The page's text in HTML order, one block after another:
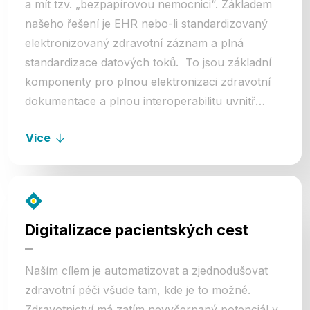
a mít tzv. „bezpapírovou nemocnici“. Základem
našeho řešení je EHR nebo-li standardizovaný
elektronizovaný zdravotní záznam a plná
standardizace datových toků. To jsou základní
komponenty pro plnou elektronizaci zdravotní
dokumentace a plnou interoperabilitu uvnitř
zdravotnickými zařízeními. Zdravotnictví se tak
soustředit na digitalizaci pacientských cest.
Více
Digitalizace pacientských cest
Naším cílem je automatizovat a zjednodušovat
zdravotní péči všude tam, kde je to možné.